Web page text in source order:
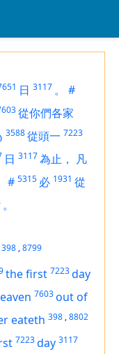
日 3117 。 #
從你們各家
3588從頭一 7223
日 3117為止， 凡
# 5315 必 1931 從
。
398 ,8799
the first 7223day
7603out of
eateth 398 ,8802
7223day 3117